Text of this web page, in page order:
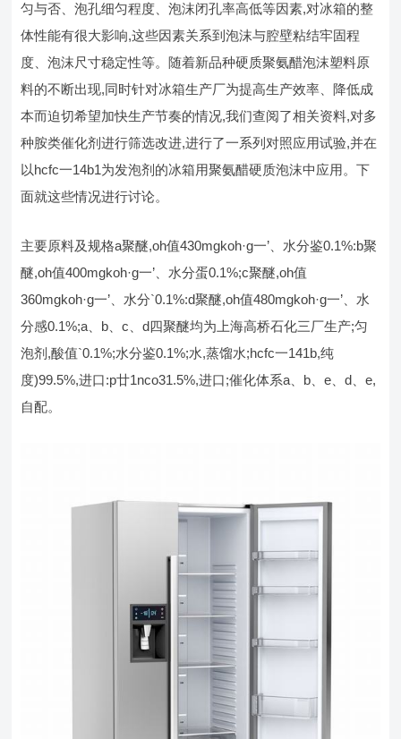
匀与否、泡孔细匀程度、泡沫闭孔率高低等因素,对冰箱的整
体性能有很大影响,这些因素关系到泡沫与腔壁粘结牢固程
度、泡沫尺寸稳定性等。随着新品种硬质聚氨醋泡沫塑料原
料的不断出现,同时针对冰箱生产厂为提高生产效率、降低成
本而迫切希望加快生产节奏的情况,我们查阅了相关资料,对多
种胺类催化剂进行筛选改进,进行了一系列对照应用试验,并在
以hcfc一14b1为发泡剂的冰箱用聚氨醋硬质泡沫中应用。下
面就这些情况进行讨论。
主要原料及规格a聚醚,oh值430mgkoh·g一’、水分鉴0.1%:b聚
醚,oh值400mgkoh·g一’、水分蛋0.1%;c聚醚,oh值
360mgkoh·g一’、水分`0.1%:d聚醚,oh值480mgkoh·g一’、水
分感0.1%;a、b、c、d四聚醚均为上海高桥石化三厂生产;匀
泡剂,酸值`0.1%;水分鉴0.1%;水,蒸馏水;hcfc一141b,纯
度)99.5%,进口:p廿1nco31.5%,进口;催化体系a、b、e、d、e,
自配。